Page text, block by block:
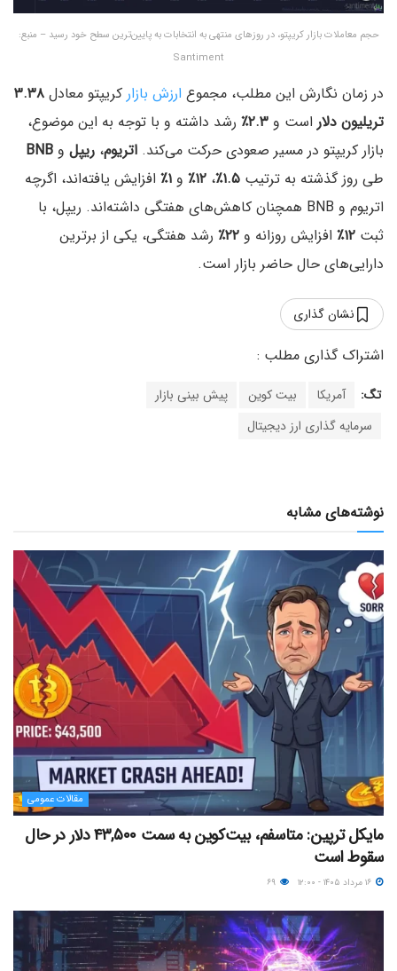
حجم معاملات بازار کریپتو، در روزهای منتهی به انتخابات به پایین‌ترین سطح خود رسید – منبع:
Santiment
در زمان نگارش این مطلب، مجموع ارزش بازار کریپتو معادل ۳.۳۸
تریلیون دلاراست و ۲.۳٪ رشد داشته و با توجه به این موضوع،
بازار کریپتو در مسیر صعودی حرکت می‌کند. اتریوم، ریپل و BNB
طی روز گذشته به ترتیب ۱.۵٪ ، ۱۲٪ و ۱٪ افزایش یافته‌اند، اگرچه
اتریوم و BNB همچنان کاهش‌های هفتگی داشته‌اند. ریپل، با
ثبت ۱۲٪ افزایش روزانه و ۲۲٪ رشد هفتگی، یکی از برترین
دارایی‌های حال حاضر بازار است.
نشان گذاری
تگ: آمریکا بیت کوین
پیش بینی بازار
سرمایه گذاری ارز دیجیتال
نوشته‌های مشابه
مقالات عمومی
مایکل ترپین: متاسفم، بیت‌کوین به سمت ۴۳,۵۰۰ دلار در حال
سقوط است